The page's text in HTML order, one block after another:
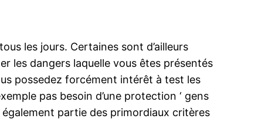
les jours. Certaines sont d’ailleurs
les dangers laquelle vous êtes présentés
possedez forcément intérêt à test les
pas besoin d’une protection ‘ gens
partie des primordiaux critères